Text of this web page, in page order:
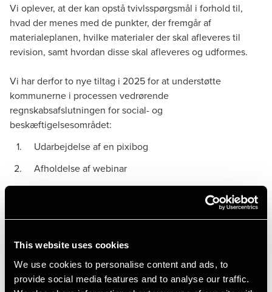
This website uses cookies
We use cookies to personalise content and ads, to
provide social media features and to analyse our traffic.
Vi oplever, at der kan opstå tvivlsspørgsmål i forhold til,
hvad der menes med de punkter, der fremgår af
materialeplanen, hvilke materialer der skal afleveres til
revision, samt hvordan disse skal afleveres og udformes.
Vi har derfor to nye tiltag i 2025 for at understøtte
kommunerne i processen vedrørende
regnskabsafslutningen for social- og
beskæftigelsesområdet:
Udarbejdelse af en pixibog
Afholdelse af webinar
Pixibogen er et supplement til materialeplanen og
udsendes sammen med denne. Pixibogen indeholder en
Webinaret har følgende indhold:
Gennemgang af materialeplanen
Mia Margrethe Harreschou